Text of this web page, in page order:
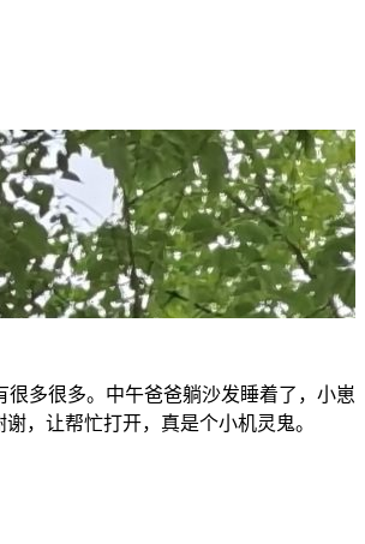
多很多。中午爸爸躺沙发睡着了，小崽
，让帮忙打开，真是个小机灵鬼。